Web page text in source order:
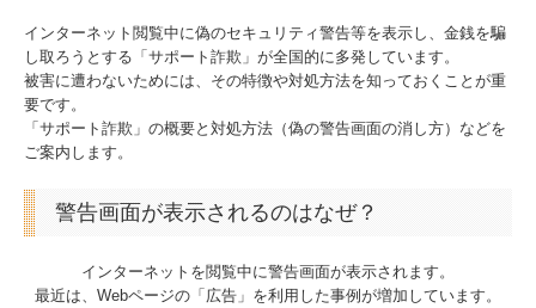
経営者お役立ち情報
お知らせ
事務所紹介
業務案内
インターネット閲覧中に偽のセキュリティ警告等を表示し、金銭を騙
し取ろうとする「サポート詐欺」が全国的に多発しています。
被害に遭わないためには、その特徴や対処方法を知っておくことが重
要です。
「サポート詐欺」の概要と対処方法（偽の警告画面の消し方）などを
ご案内します。
警告画面が表示されるのはなぜ？
インターネットを閲覧中に警告画面が表示されます。
最近は、Webページの「広告」を利用した事例が増加しています。